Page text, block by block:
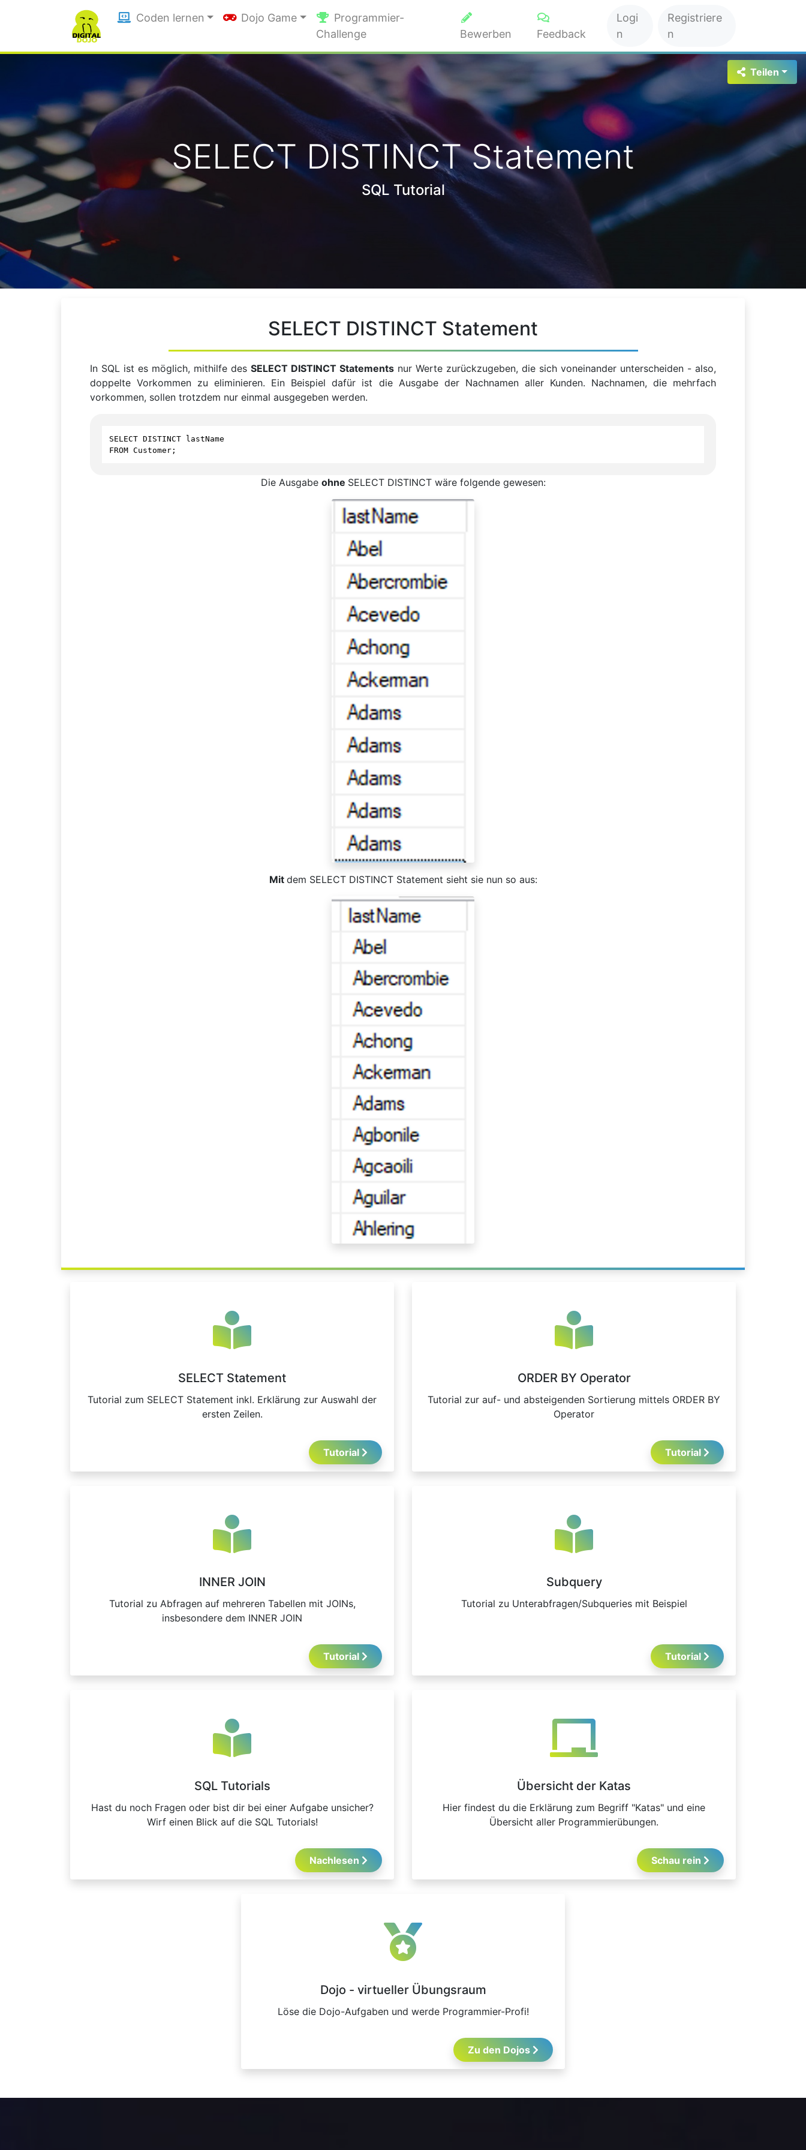
Coden lernen Dojo Game
Programmier-
Challenge
Bewerben Feedback
Logi
n
Registriere
n
Teilen
SELECT DISTINCT Statement
SQL Tutorial
SELECT DISTINCT Statement
In SQL ist es möglich, mithilfe des SELECT DISTINCT Statements nur Werte zurückzugeben, die sich voneinander unterscheiden - also,
doppelte Vorkommen zu eliminieren. Ein Beispiel dafür ist die Ausgabe der Nachnamen aller Kunden. Nachnamen, die mehrfach
vorkommen, sollen trotzdem nur einmal ausgegeben werden.
SELECT DISTINCT
lastName
FROM Customer ;
Die Ausgabe ohne SELECT DISTINCT wäre folgende gewesen:
Mit dem SELECT DISTINCT Statement sieht sie nun so aus:
SELECT Statement
Tutorial zum SELECT Statement inkl. Erklärung zur Auswahl der
ersten Zeilen.
Tutorial
ORDER BY Operator
Tutorial zur auf- und absteigenden Sortierung mittels ORDER BY
Operator
Tutorial
INNER JOIN
Tutorial zu Abfragen auf mehreren Tabellen mit JOINs,
insbesondere dem INNER JOIN
Tutorial
Subquery
Tutorial zu Unterabfragen/Subqueries mit Beispiel
Tutorial
SQL Tutorials
Hast du noch Fragen oder bist dir bei einer Aufgabe unsicher?
Wirf einen Blick auf die SQL Tutorials!
Nachlesen
Übersicht der Katas
Hier findest du die Erklärung zum Begriff "Katas" und eine
Übersicht aller Programmierübungen.
Schau rein
Dojo - virtueller Übungsraum
Löse die Dojo-Aufgaben und werde Programmier-Profi!
Zu den Dojos